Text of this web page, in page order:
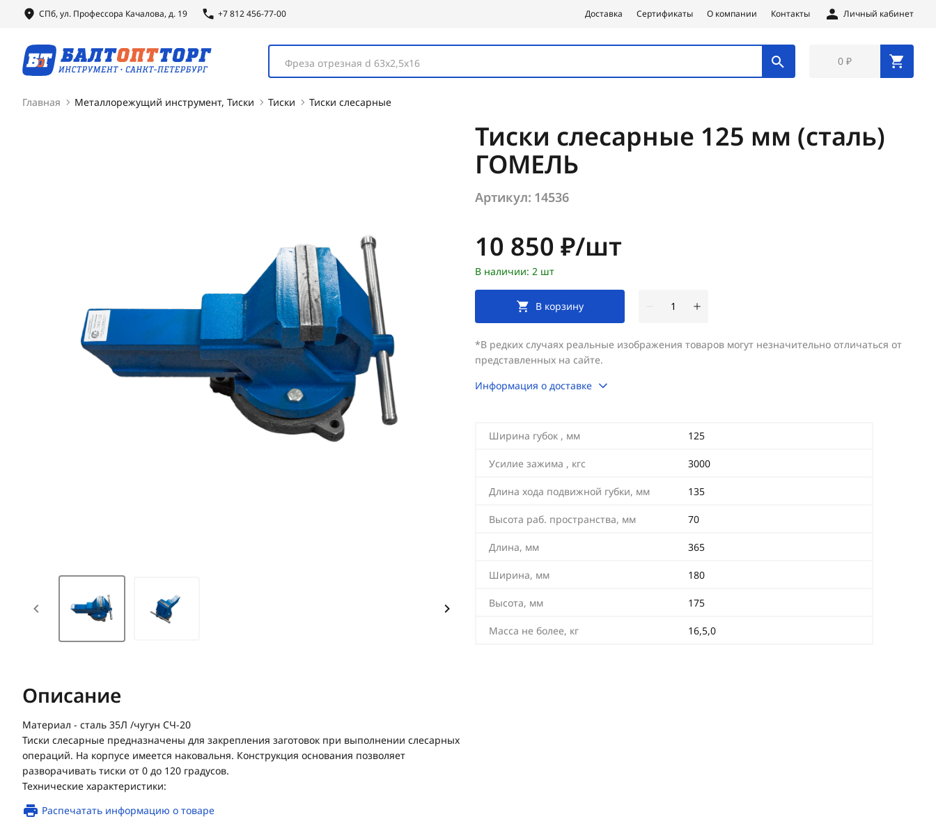
СПб, ул. Профессора Качалова, д. 19 +7 812 456-77-00 Доставка Сертификаты О компании Контакты Личный кабинет
Фреза отрезная d 63х2,5х16 0 ₽
Главная Металлорежущий инструмент, Тиски Тиски Тиски слесарные
Тиски слесарные 125 мм (сталь)
ГОМЕЛЬ
Артикул: 14536
Цена:
10 850 ₽/шт
В наличии: 2 шт
В корзину
*В редких случаях реальные изображения товаров могут незначительно отличаться от
представленных на сайте.
Информация о доставке
Ширина губок , мм 125
Усилие зажима , кгс 3000
Длина хода подвижной губки, мм 135
Высота раб. пространства, мм 70
Длина, мм 365
Ширина, мм 180
Высота, мм 175
Масса не более, кг 16,5,0
Описание
Материал - сталь 35Л /чугун СЧ-20
Тиски слесарные предназначены для закрепления заготовок при выполнении слесарных
операций. На корпусе имеется наковальня. Конструкция основания позволяет
разворачивать тиски от 0 до 120 градусов.
Технические характеристики:
Распечатать информацию о товаре